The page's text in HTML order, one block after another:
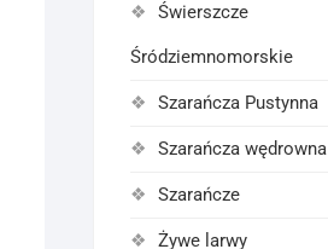
Świerszcze
Śródziemnomorskie
Szarańcza Pustynna
Szarańcza wędrowna
Szarańcze
Żywe larwy